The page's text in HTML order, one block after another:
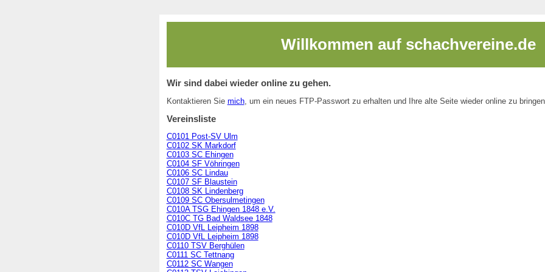
Willkommen auf schachvereine.de
Wir sind dabei wieder online zu gehen.
Kontaktieren Sie mich, um ein neues FTP-Passwort zu erhalten und Ihre alte Seite wieder online zu
Vereinsliste
C0101 Post-SV Ulm
C0102 SK Markdorf
C0103 SC Ehingen
C0104 SF Vöhringen
C0106 SC Lindau
C0107 SF Blaustein
C0108 SK Lindenberg
C0109 SC Obersulmetingen
C010A TSG Ehingen 1848 e.V.
C010C TG Bad Waldsee 1848
C010D VfL Leipheim 1898
C010D VfL Leipheim 1898
C0110 TSV Berghülen
C0111 SC Tettnang
C0112 SC Wangen